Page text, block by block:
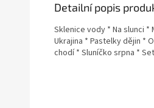
Detailní popis
Sklenice vody * Na slunci
Ukrajina * Pastelky dějin *
chodí * Sluníčko srpna *